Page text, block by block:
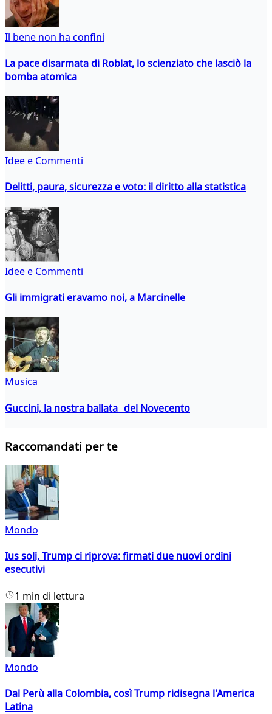
Il bene non ha confini
La pace disarmata di Roblat, lo scienziato che lasciò la
bomba atomica
Idee e Commenti
Delitti, paura, sicurezza e voto: il diritto alla statistica
Idee e Commenti
Gli immigrati eravamo noi, a Marcinelle
Musica
Guccini, la nostra ballata del Novecento
Raccomandati per te
Mondo
Ius soli, Trump ci riprova: firmati due nuovi ordini
esecutivi
1 min di lettura
Mondo
Dal Perù alla Colombia, così Trump ridisegna l'America
Latina